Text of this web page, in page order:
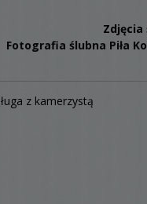
Zdjęcia
Fotografia ślubna Piła
z kamerzystą